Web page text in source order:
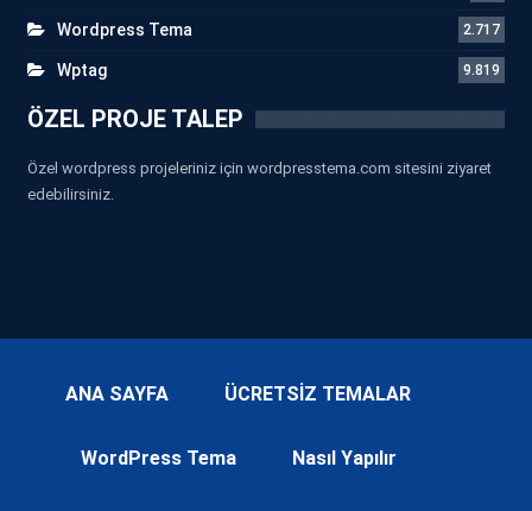
Wordpress Tema 2.717
Wptag 9.819
ÖZEL PROJE TALEP
Özel wordpress projeleriniz için wordpresstema.com sitesini ziyaret
edebilirsiniz.
ANA SAYFA ÜCRETSİZ TEMALAR
WordPress Tema Nasıl Yapılır